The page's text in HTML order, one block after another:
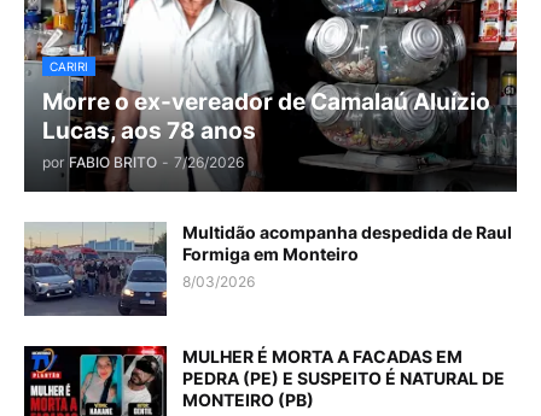
CARIRI
Morre o ex-vereador de Camalaú Aluízio
Lucas, aos 78 anos
por FABIO BRITO - 7/26/2026
Multidão acompanha despedida de Raul
Formiga em Monteiro
8/03/2026
MULHER É MORTA A FACADAS EM
PEDRA (PE) E SUSPEITO É NATURAL DE
MONTEIRO (PB)